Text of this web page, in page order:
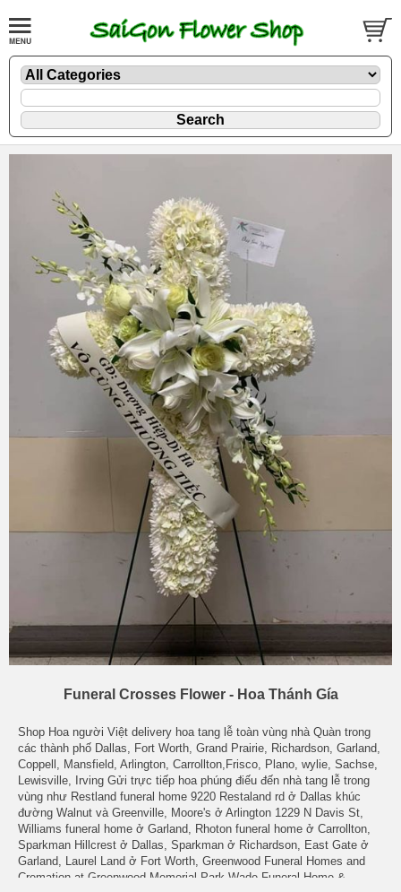
Funeral Crosses Flower - Hoa Thánh Gía
Shop Hoa người Việt delivery hoa tang lễ toàn vùng nhà Quàn trong
các thành phố Dallas, Fort Worth, Grand Prairie, Richardson, Garland,
Coppell, Mansfield, Arlington, Carrollton,Frisco, Plano, wylie, Sachse,
Lewisville, Irving Gửi trực tiếp hoa phúng điếu đến nhà tang lễ trong
vùng như Restland funeral home 9220 Restaland rd ở Dallas khúc
đường Walnut và Greenville, Moore's ở Arlington 1229 N Davis St,
Williams funeral home ở Garland, Rhoton funeral home ở Carrollton,
Sparkman Hillcrest ở Dallas, Sparkman ở Richardson, East Gate ở
Garland, Laurel Land ở Fort Worth, Greenwood Funeral Homes and
Cremation at Greenwood Memorial Park,Wade Funeral Home &